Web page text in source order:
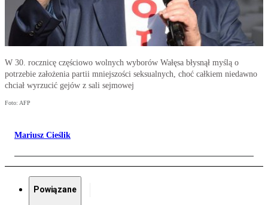
W 30. rocznicę częściowo wolnych wyborów Wałęsa błysnął myślą o
potrzebie założenia partii mniejszości seksualnych, choć całkiem niedawno
chciał wyrzucić gejów z sali sejmowej
Foto: AFP
Mariusz Cieślik
Powiązane